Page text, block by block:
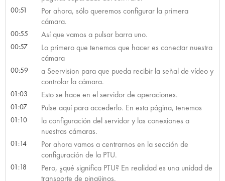
00:51
Por ahora, sólo queremos configurar la primera
cámara.
00:55 Así que vamos a pulsar barra uno.
00:57
Lo primero que tenemos que hacer es conectar nuestra
cámara
00:59
a Seervision para que pueda recibir la señal de vídeo y
controlar la cámara.
01:03 Esto se hace en el servidor de operaciones.
01:07 Pulse aquí para accederlo. En esta página, tenemos
01:10
la configuración del servidor y las conexiones a
nuestras cámaras.
01:14
Por ahora vamos a centrarnos en la sección de
configuración de la PTU.
01:18
Pero, ¿qué significa PTU? En realidad es una unidad de
transporte de pingüinos.